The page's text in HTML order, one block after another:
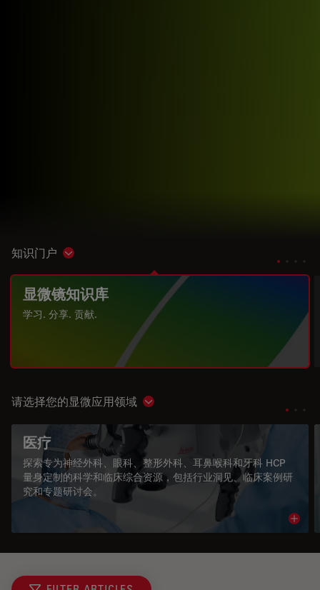
知识门户 Show subnavigation
显微镜知识库
学习. 分享. 贡献.
请选择您的显微应用领域 Show subnavigation
医疗
探索专为神经外科、眼科、整形外科、耳鼻喉科和牙科 HCP
量身定制的科学和临床综合资源，包括行业洞见、临床案例研
究和专题研讨会。